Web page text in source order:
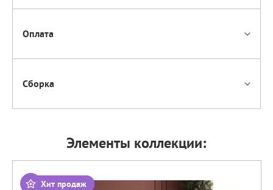
Оплата
Сборка
Элементы коллекции:
Хит продаж